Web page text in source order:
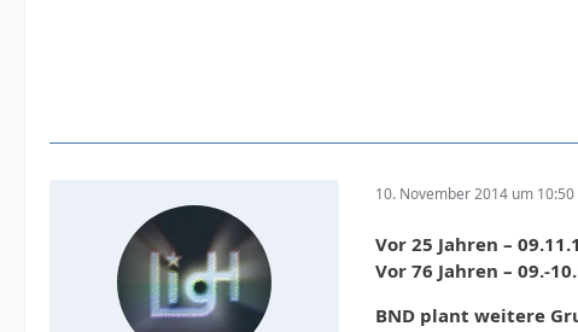
10. November 2014 um 10:50
Vor 25 Jahren –
Vor 76 Jahren – 09.-
BND plant weitere